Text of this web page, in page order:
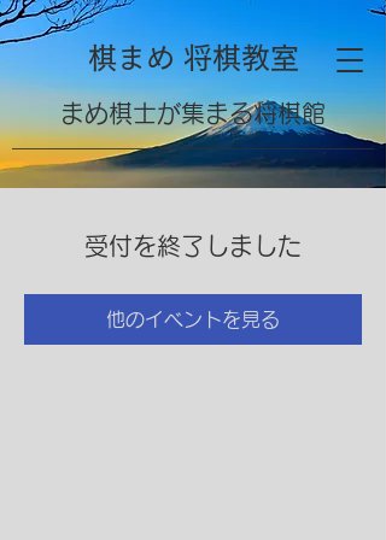
棋まめ 将棋教室
​まめ棋士が集まる将棋館
受付を終了しました
他のイベントを見る